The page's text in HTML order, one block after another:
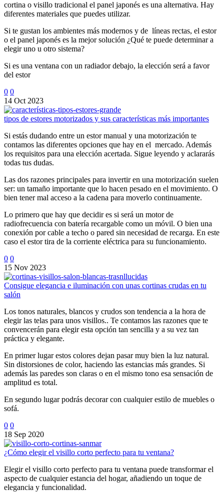
cortina o visillo tradicional el panel japonés es una alternativa. Hay
diferentes materiales que puedes utilizar.
Si te gustan los ambientes más modernos y de líneas rectas, el estor
o el panel japonés es la mejor solución ¿Qué te puede determinar a
elegir uno u otro sistema?
Si es una ventana con un radiador debajo, la elección será a favor
del estor
0 0
14 Oct 2023
tipos de estores motorizados y sus características más importantes
Si estás dudando entre un estor manual y una motorización te
contamos las diferentes opciones que hay en el mercado. Además
los requisitos para una elección acertada. Sigue leyendo y aclararás
todas tus dudas.
Las dos razones principales para invertir en una motorización suelen
ser: un tamaño importante que lo hacen pesado en el movimiento. O
bien tener mal acceso a la cadena para moverlo continuamente.
Lo primero que hay que decidir es si será un motor de
radiofrecuencia con batería recargable como un móvil. O bien una
conexión por cable a techo o pared sin necesidad de recarga. En este
caso el estor tira de la corriente eléctrica para su funcionamiento.
0 0
15 Nov 2023
Consigue elegancia e iluminación con unas cortinas crudas en tu
salón
Los tonos naturales, blancos y crudos son tendencia a la hora de
elegir las telas para unos visillos.. Te contamos las razones que te
convencerán para elegir esta opción tan sencilla y a su vez tan
práctica y elegante.
En primer lugar estos colores dejan pasar muy bien la luz natural.
Sin distorsiones de color, haciendo las estancias más grandes. Si
además las paredes son claras o en el mismo tono esa sensación de
amplitud es total.
En segundo lugar podrás decorar con cualquier estilo de muebles o
sofá.
0 0
18 Sep 2020
¿Cómo elegir el visillo corto perfecto para tu ventana?
Elegir el visillo corto perfecto para tu ventana puede transformar el
aspecto de cualquier estancia del hogar, añadiendo un toque de
elegancia y funcionalidad.